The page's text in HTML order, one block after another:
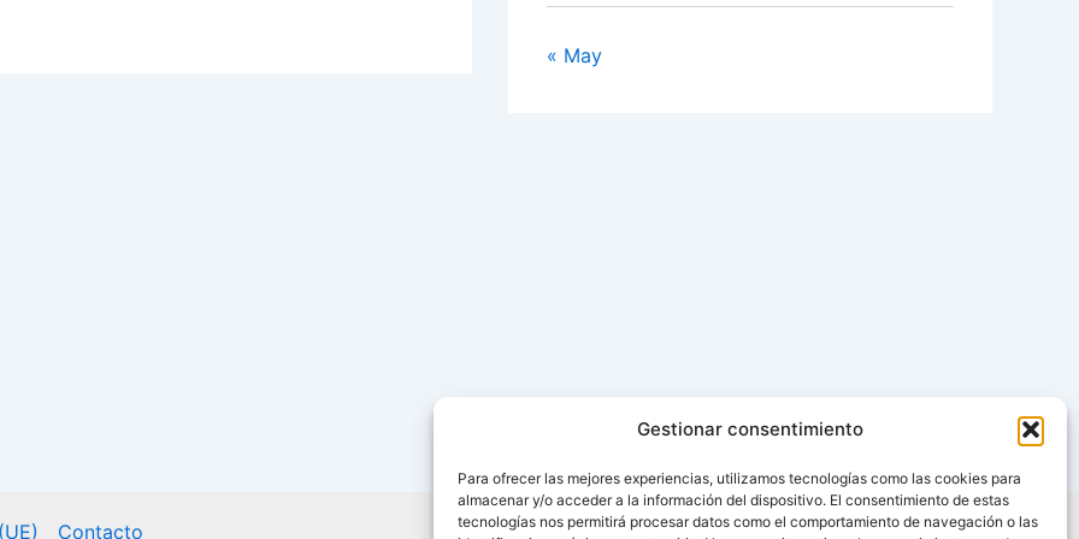
Gestionar consentimiento
Para ofrecer las mejores experiencias, utilizamos tecnologías como las cookies para
almacenar y/o acceder a la información del dispositivo. El consentimiento de estas
tecnologías nos permitirá procesar datos como el comportamiento de navegación o las
« May
Contacto